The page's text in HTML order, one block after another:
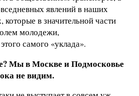
явлений в наших
которые в значительной части
молодежи,
самого «уклада».
Мы в Москве и Подмосковье
не видим.